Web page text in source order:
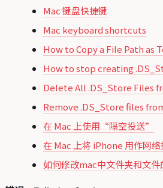
Mac 键盘快捷键
Mac keyboard shortcuts
How to Copy a File Path as
How to stop creating
Delete All .DS_Store Files
Remove .DS_Store files
在 Mac 上使用“隔空投送”
在 Mac 上将 iPhone 用作网
如何修改mac中文件夹和文件